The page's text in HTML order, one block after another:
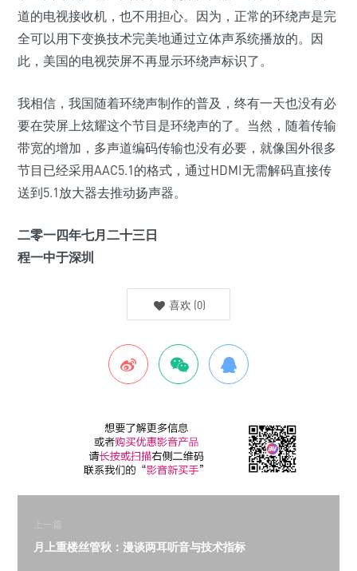
道的电视接收机，也不用担心。因为，正常的环绕声是完
全可以用下变换技术完美地通过立体声系统播放的。因
此，美国的电视荧屏不再显示环绕声标识了。
我相信，我国随着环绕声制作的普及，终有一天也没有必
要在荧屏上炫耀这个节目是环绕声的了。当然，随着传输
带宽的增加，多声道编码传输也没有必要，就像国外很多
节目已经采用AAC5.1的格式，通过HDMI无需解码直接传
送到5.1放大器去推动扬声器。
二零一四年七月二十三日
程一中于深圳
喜欢 (0)
上一篇
月上重楼丝管秋：漫谈两耳听音与技术指标